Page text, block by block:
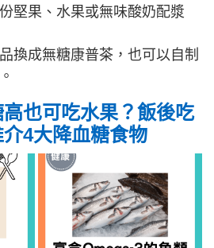
堅果、水果或無味酸奶配漿
換成無糖康普茶，也可以自制
也可吃水果？飯後吃
4大降血糖食物